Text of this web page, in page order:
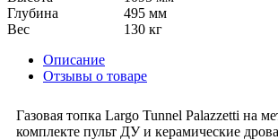
Глубина
495 мм
Вес
130 кг
Описание
Отзывы о товаре
Газовая топка Largo Tunnel Palazzetti на
комплекте пульт ДУ и керамические